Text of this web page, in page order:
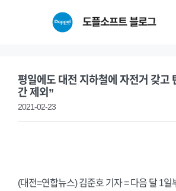
도플소프트 블로그
평일에도 대전 지하철에 자전거 갖고
간 제외”
2021-02-23
(대전=연합뉴스) 김준호 기자 = 다음 달 1일